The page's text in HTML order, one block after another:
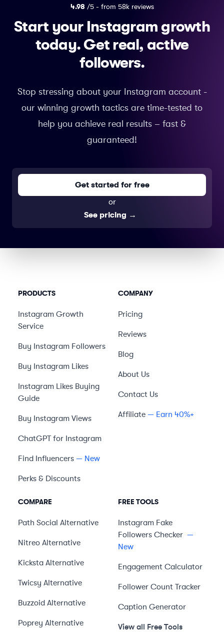
4.98 /5 - from 58k reviews
Start your Instagram growth
today.Get real, active
followers.
Stop stressing about your Instagram account -
our winning growth tactics are time-tested to
help you achieve real results – fast &
guaranteed!
Get started for free
or
See pricing →
PRODUCTS
Instagram Growth
Service
Buy Instagram Followers
Buy Instagram Likes
Instagram Likes Buying
Guide
Buy Instagram Views
ChatGPT for Instagram
Find Influencers — New
Perks & Discounts
COMPANY
Pricing
Reviews
Blog
About Us
Contact Us
Affiliate — Earn 40%+
COMPARE
Path Social Alternative
Nitreo Alternative
Kicksta Alternative
Twicsy Alternative
Buzzoid Alternative
Poprey Alternative
FREE TOOLS
Instagram Fake
Followers Checker —
New
Engagement Calculator
Follower Count Tracker
Caption Generator
View all Free Tools